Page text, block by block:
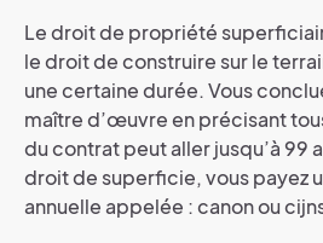
Le droit de propriété
le droit de construire sur le
une certaine durée. Vous
maître d’œuvre en précisant
du contrat peut aller jusqu’à 99
droit de superficie, vous payez
annuelle appelée : canon ou